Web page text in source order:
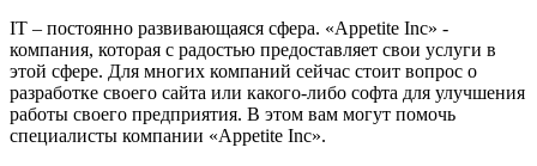
IT – постоянно развивающаяся сфера. «Appetite Inc» -
компания, которая с радостью предоставляет свои услуги в
этой сфере. Для многих компаний сейчас стоит вопрос о
разработке своего сайта или какого-либо софта для улучшения
работы своего предприятия. В этом вам могут помочь
специалисты компании «Appetite Inc».